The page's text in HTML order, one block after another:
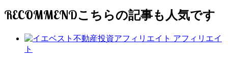
RECOMMEND
アフィリエイ
ト